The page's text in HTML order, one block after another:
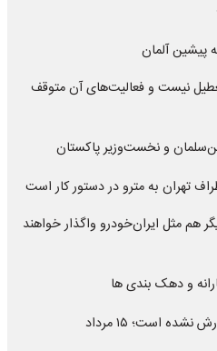
پیشین آلمان
نیست و فعالیت‌های آن متوقف
و نخست‌وزیر پاکستان
تهران به مترو در دستور کار است
هم مثل ایران‌خودرو واگذار خواهند
و دهک بندی ها
است؛ ۱۵ مرداد